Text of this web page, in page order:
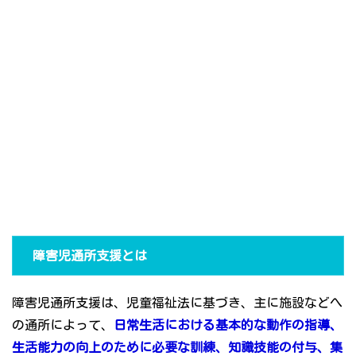
障害児通所支援とは
障害児通所支援は、児童福祉法に基づき、主に施設などへ
の通所によって、
日常生活における基本的な動作の指導、
生活能力の向上のために必要な訓練、知識技能の付与、集